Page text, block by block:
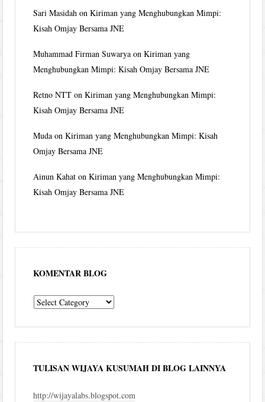
Sari Masidah onKiriman yang Menghubungkan Mimpi:
Kisah Omjay Bersama JNE
Muhammad Firman Suwarya onKiriman yang
Menghubungkan Mimpi: Kisah Omjay Bersama JNE
Retno NTT onKiriman yang Menghubungkan Mimpi:
Kisah Omjay Bersama JNE
Muda onKiriman yang Menghubungkan Mimpi: Kisah
Omjay Bersama JNE
Ainun Kahat onKiriman yang Menghubungkan Mimpi:
Kisah Omjay Bersama JNE
KOMENTAR BLOG
komentar
TULISAN WIJAYA KUSUMAH DI BLOG LAINNYA
http://wijayalabs.blogspot.com